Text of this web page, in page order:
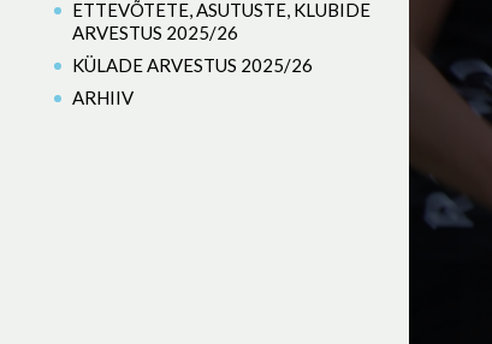
ETTEVÕTETE, ASUTUSTE, KLUBIDE
ARVESTUS 2025/26
KÜLADE ARVESTUS 2025/26
ARHIIV